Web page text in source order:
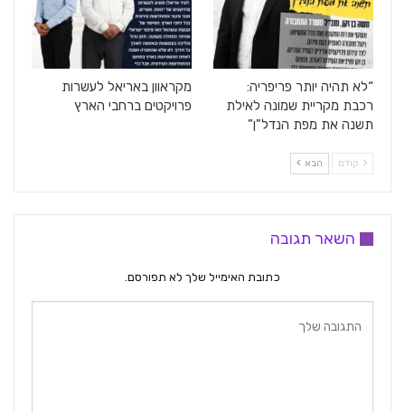
“לא תהיה יותר פריפריה:
רכבת מקריית שמונה לאילת
תשנה את מפת הנדל"ן”
מקראוון באריאל לעשרות
פרויקטים ברחבי הארץ
קודם הבא
השאר תגובה
כתובת האימייל שלך לא תפורסם.